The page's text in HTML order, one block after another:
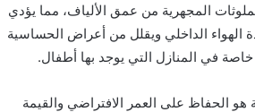
المجهرية من عمق الألياف، مما يؤدي
الهواء الداخلي ويقلل من أعراض الحساسية
خاصة في المنازل التي يوجد بها أطفال.
هو الحفاظ على العمر الافتراضي والقيمة